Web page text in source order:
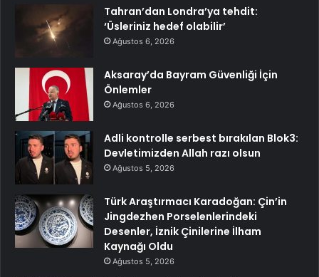
Tahran’dan Londra’ya tehdit:
‘Üsleriniz hedef olabilir’
Ağustos 6, 2026
Aksaray’da Bayram Güvenliği İçin
Önlemler
Ağustos 6, 2026
Adli kontrolle serbest bırakılan Blok3:
Devletimizden Allah razı olsun
Ağustos 5, 2026
Türk Araştırmacı Karadoğan: Çin’in
Jingdezhen Porselenlerindeki
Desenler, İznik Çinilerine İlham
Kaynağı Oldu
Ağustos 5, 2026